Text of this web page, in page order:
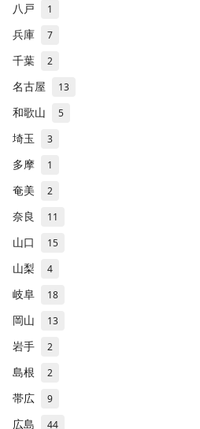
八戸 1
兵庫 7
千葉 2
名古屋 13
和歌山 5
埼玉 3
多摩 1
奄美 2
奈良 11
山口 15
山梨 4
岐阜 18
岡山 13
岩手 2
島根 2
帯広 9
広島 44